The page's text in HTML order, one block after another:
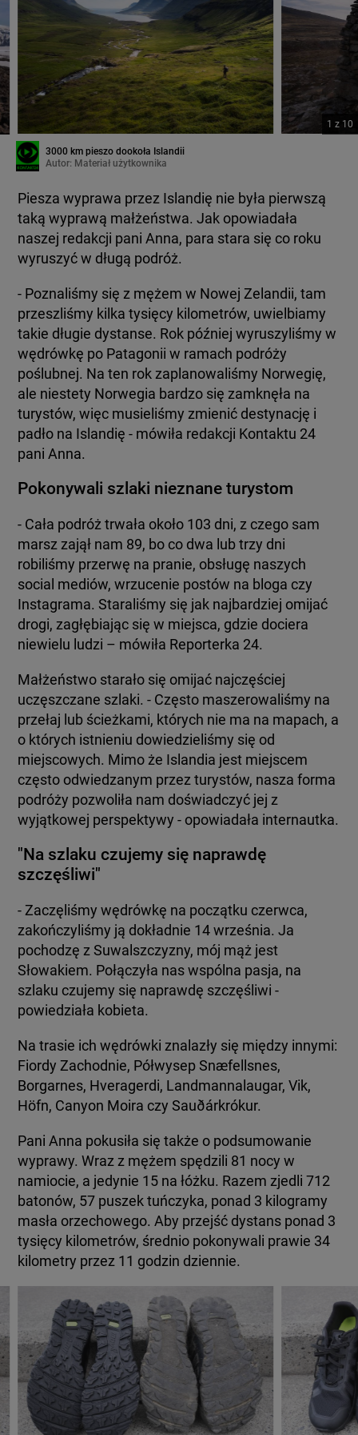
1 z 10
3000 km pieszo dookoła Islandii
Autor: Materiał użytkownika
Piesza wyprawa przez Islandię nie była pierwszą
taką wyprawą małżeństwa. Jak opowiadała
naszej redakcji pani Anna, para stara się co roku
wyruszyć w długą podróż.
- Poznaliśmy się z mężem w Nowej Zelandii, tam
przeszliśmy kilka tysięcy kilometrów, uwielbiamy
takie długie dystanse. Rok później wyruszyliśmy w
wędrówkę po Patagonii w ramach podróży
poślubnej. Na ten rok zaplanowaliśmy Norwegię,
ale niestety Norwegia bardzo się zamknęła na
turystów, więc musieliśmy zmienić destynację i
padło na Islandię - mówiła redakcji Kontaktu 24
pani Anna.
Pokonywali szlaki nieznane turystom
- Cała podróż trwała około 103 dni, z czego sam
marsz zajął nam 89, bo co dwa lub trzy dni
robiliśmy przerwę na pranie, obsługę naszych
social mediów, wrzucenie postów na bloga czy
Instagrama. Staraliśmy się jak najbardziej omijać
drogi, zagłębiając się w miejsca, gdzie dociera
niewielu ludzi – mówiła Reporterka 24.
Małżeństwo starało się omijać najczęściej
uczęszczane szlaki. - Często maszerowaliśmy na
przełaj lub ścieżkami, których nie ma na mapach, a
o których istnieniu dowiedzieliśmy się od
miejscowych. Mimo że Islandia jest miejscem
często odwiedzanym przez turystów, nasza forma
podróży pozwoliła nam doświadczyć jej z
wyjątkowej perspektywy - opowiadała internautka.
"Na szlaku czujemy się naprawdę
szczęśliwi"
- Zaczęliśmy wędrówkę na początku czerwca,
zakończyliśmy ją dokładnie 14 września. Ja
pochodzę z Suwalszczyzny, mój mąż jest
Słowakiem. Połączyła nas wspólna pasja, na
szlaku czujemy się naprawdę szczęśliwi -
powiedziała kobieta.
Na trasie ich wędrówki znalazły się między innymi:
Fiordy Zachodnie, Półwysep Snæfellsnes,
Borgarnes, Hveragerdi, Landmannalaugar, Vik,
Höfn, Canyon Moira czy Sauðárkrókur.
Pani Anna pokusiła się także o podsumowanie
wyprawy. Wraz z mężem spędzili 81 nocy w
namiocie, a jedynie 15 na łóżku. Razem zjedli 712
batonów, 57 puszek tuńczyka, ponad 3 kilogramy
masła orzechowego. Aby przejść dystans ponad 3
tysięcy kilometrów, średnio pokonywali prawie 34
kilometry przez 11 godzin dziennie.